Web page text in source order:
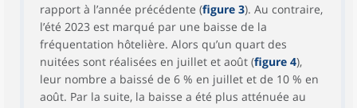
rapport à l’année précédente (figure 3). Au contraire,
l’été 2023 est marqué par une baisse de la
fréquentation hôtelière. Alors qu’un quart des
nuitées sont réalisées en juillet et août (figure 4),
leur nombre a baissé de 6 % en juillet et de 10 % en
août. Par la suite, la baisse a été plus atténuée au